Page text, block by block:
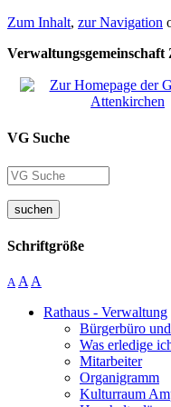
Zum Inhalt, zur Navigation
Verwaltungsgemeinschaft
VG Suche
suchen
Schriftgröße
A A A
Rathaus - Verwaltung
Bürgerbüro
Was erledige
Mitarbeiter
Organigramm
Kulturraum